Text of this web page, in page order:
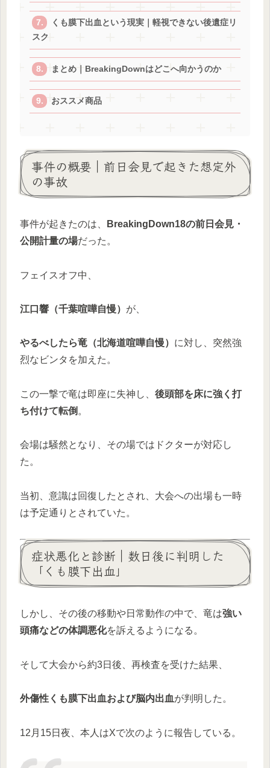
くも膜下出血という現実｜軽視できない後遺症リ
スク
まとめ｜BreakingDownはどこへ向かうのか
おススメ商品
事件の概要｜前日会見で起きた想定外
の事故
事件が起きたのは、
BreakingDown18の前日会見・
公開計量の場だった。
フェイスオフ中、
江口響（千葉喧嘩自慢） が、
やるべしたら竜（北海道喧嘩自慢） に対し、突然強
烈なビンタを加えた。
この一撃で竜は即座に失神し、 後頭部を床に強く打
ち付けて転倒 。
会場は騒然となり、その場ではドクターが対応し
た。
当初、意識は回復したとされ、大会への出場も一時
は予定通りとされていた。
症状悪化と診断｜数日後に判明した
「くも膜下出血」
しかし、その後の移動や日常動作の中で、竜は強い
頭痛などの体調悪化を訴えるようになる。
そして大会から約3日後、再検査を受けた結果、
外傷性くも膜下出血および脳内出血が判明した。
12月15日夜、本人はXで次のように報告している。